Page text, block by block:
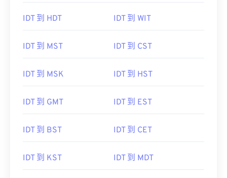
IDT 到 HDT IDT 到 WIT
IDT 到 MST IDT 到 CST
IDT 到 MSK IDT 到 HST
IDT 到 GMT IDT 到 EST
IDT 到 BST IDT 到 CET
IDT 到 KST IDT 到 MDT